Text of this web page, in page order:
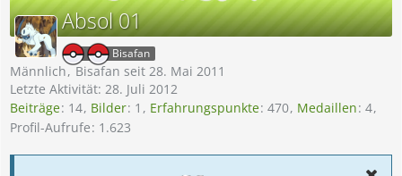
Absol 01
Bisafan
Männlich Bisafan seit 28. Mai 2011
Letzte Aktivität: 28. Juli 2012
Beiträge 14 Bilder 1 Erfahrungspunkte 470 Medaillen 4
Profil-Aufrufe 1.623